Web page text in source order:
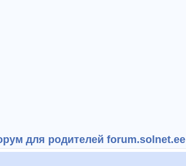
для родителей forum.solnet.ee